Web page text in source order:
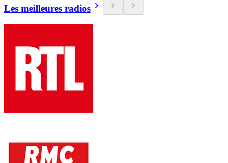
Les meilleures radios